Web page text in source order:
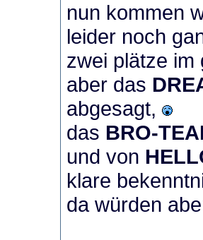
nun kommen
leider noch
zwei plätze im
aber das
abgesagt,
das BRO-
und von
klare
da würden